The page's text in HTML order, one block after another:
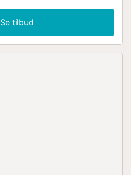
Se tilbud